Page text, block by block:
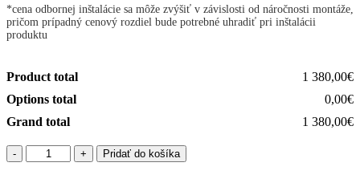
*cena odbornej inštalácie sa môže zvýšiť v závislosti od náročnosti montáže,
pričom prípadný cenový rozdiel bude potrebné uhradiť pri inštalácii
produktu
Product total
1 380,00€
Options total
0,00€
Grand total
1 380,00€
množstvo
Wallbox
Pridať do košíka